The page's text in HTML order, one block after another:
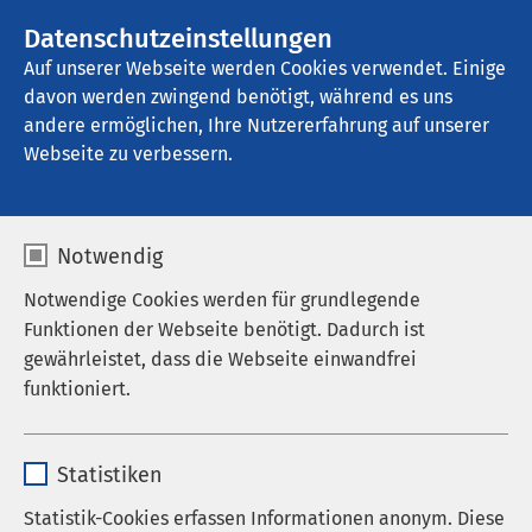
Datenschutzeinstellungen
Auf unserer Webseite werden Cookies verwendet. Einige
davon werden zwingend benötigt, während es uns
andere ermöglichen, Ihre Nutzererfahrung auf unserer
Webseite zu verbessern.
Notwendig
Notwendige Cookies werden für grundlegende
Funktionen der Webseite benötigt. Dadurch ist
gewährleistet, dass die Webseite einwandfrei
funktioniert.
Anbieter sgalinski
Statistiken
Statistik-Cookies erfassen Informationen anonym. Diese
AMEOS Klinikum Bernburg
Pressemitteilungen
15.08.2025 AMEOS Klinikum Bernburg
Aktionstag
Schlaganfallprävention